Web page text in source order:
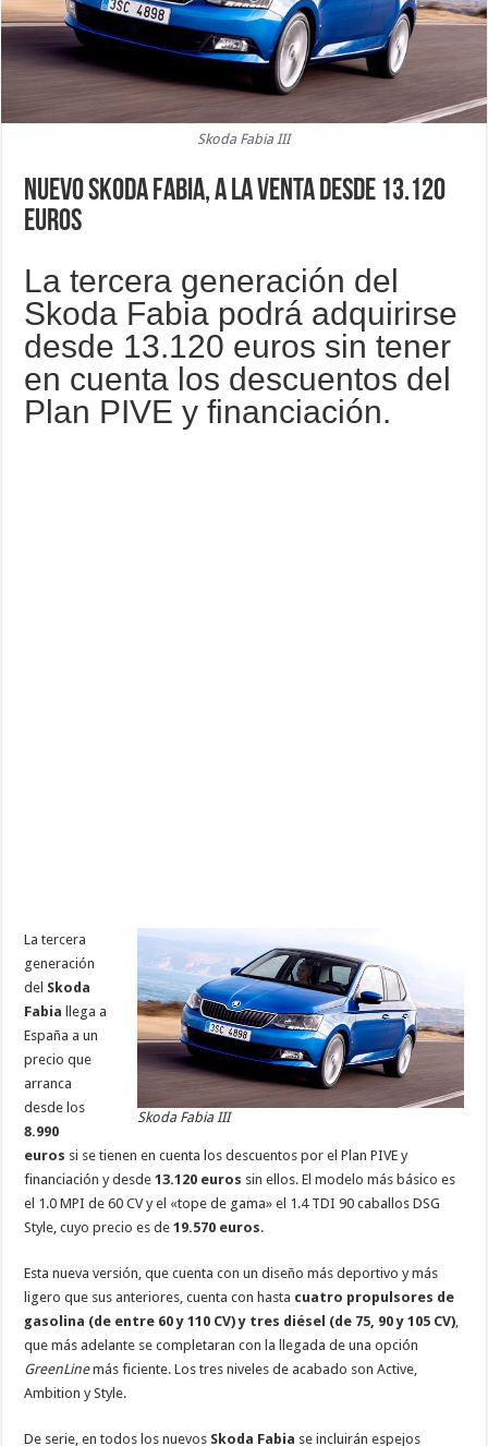
Skoda Fabia III
Nuevo Skoda Fabia, a la venta desde 13.120
euros
La tercera generación del
Skoda Fabia podrá adquirirse
desde 13.120 euros sin tener
en cuenta los descuentos del
Plan PIVE y financiación.
Skoda Fabia III
La tercera
generación
del Skoda
Fabia llega a
España a un
precio que
arranca
desde los
8.990
euros si se tienen en cuenta los descuentos por el Plan PIVE y
financiación y desde13.120 euros sin ellos. El modelo más básico es
el 1.0 MPI de 60 CV y el «tope de gama» el 1.4 TDI 90 caballos DSG
Style, cuyo precio es de19.570 euros.
Esta nueva versión, que cuenta con un diseño más deportivo y más
ligero que sus anteriores, cuenta con hasta cuatro propulsores de
gasolina (de entre 60 y 110 CV) y tres diésel (de 75, 90 y 105 CV)
que más adelante se completaran con la llegada de una opción
GreenLinemás ficiente. Los tres niveles de acabado son Active,
Ambition y Style.
De serie, en todos los nuevos Skoda Fabia se incluirán espejos